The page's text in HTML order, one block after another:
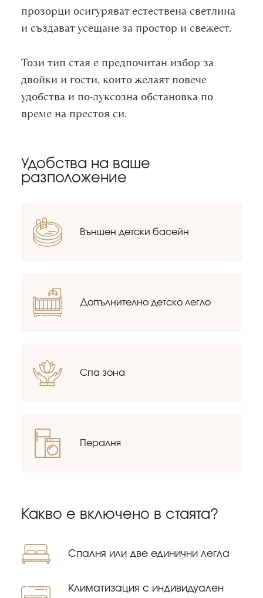
прозорци осигуряват естествена светлина
и създават усещане за простор и свежест.
Този тип стая е предпочитан избор за
двойки и гости, които желаят повече
удобства и по-луксозна обстановка по
време на престоя си.
Удобства на ваше
разположение
Външен детски басейн
Допълнително детско легло
Спа зона
Пералня
Какво е включено в стаята?
Спалня или две единични легла
Kлиматизация с индивидуален